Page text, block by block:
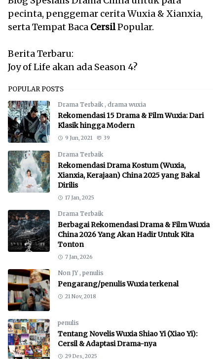
pecinta, penggemar cerita Wuxia & Xianxia,
serta Tempat Baca CersilPopular.
Berita Terbaru:
Joy of Life akan ada Season 4?
POPULAR POSTS
Drama Terbaik , drama wuxia
Rekomendasi 15 Drama & Film Wuxia: Dari
Klasik hingga Modern
9 Jun, 2021 39
Drama Terbaik
Rekomendasi Drama Kostum (Wuxia,
Xianxia, Kerajaan) China 2025 yang Bakal
Dirilis
17 Jan, 2025
Drama Terbaik
Berbagai Rekomendasi Drama & Film Wuxia
China 2026 Yang Akan Hadir Untuk Kita
Tonton
7 Jan, 2026
Non JY , penulis
Pengarang/penulis Wuxia terkenal
21 Nov, 2018
penulis
Tentang Novelis Wuxia Shiao Yi (Xiao Yi):
Cersil & Adaptasi Drama-nya
29 Des, 2025